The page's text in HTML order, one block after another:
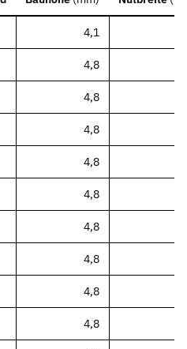
4,1
4,8
4,8
4,8
4,8
4,8
4,8
4,8
4,8
4,8